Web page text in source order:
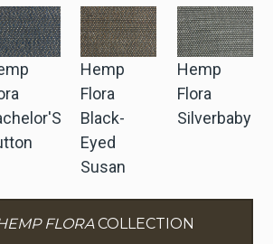
Hemp
Flora
Black-
Eyed
Susan
Hemp
Flora
Silverbaby
FLORACOLLECTION